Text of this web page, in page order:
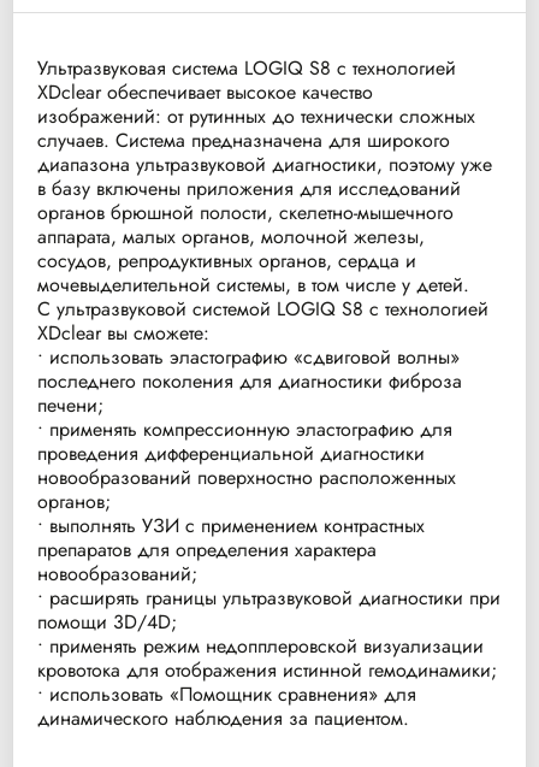
Ультразвуковая система LOGIQ S8 с технологией
XDclear обеспечивает высокое качество
изображений: от рутинных до технически сложных
случаев. Система предназначена для широкого
диапазона ультразвуковой диагностики, поэтому уже
в базу включены приложения для исследований
органов брюшной полости, скелетно-мышечного
аппарата, малых органов, молочной железы,
сосудов, репродуктивных органов, сердца и
мочевыделительной системы, в том числе у детей.
С ультразвуковой системой LOGIQ S8 с технологией
XDclear вы сможете:
• использовать эластографию «сдвиговой волны»
последнего поколения для диагностики фиброза
печени;
• применять компрессионную эластографию для
проведения дифференциальной диагностики
новообразований поверхностно расположенных
органов;
• выполнять УЗИ с применением контрастных
препаратов для определения характера
новообразований;
• расширять границы ультразвуковой диагностики при
помощи 3D/4D;
• применять режим недопплеровской визуализации
кровотока для отображения истинной гемодинамики;
• использовать «Помощник сравнения» для
динамического наблюдения за пациентом.